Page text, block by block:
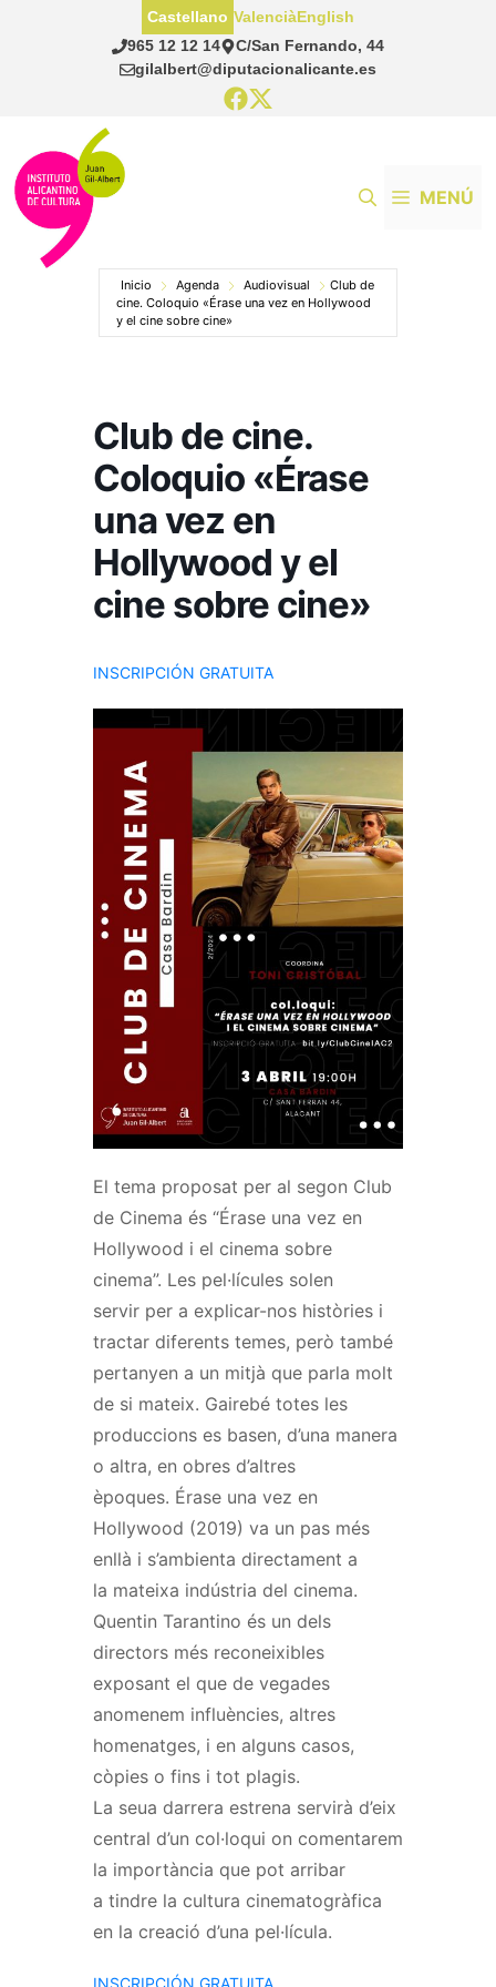
965 12 12 14
C/San Fernando, 44
gilalbert@diputacionalicante.es
Castellano ValenciàEnglish
MENÚ
Inicio Agenda Audiovisual
Club de
cine. Coloquio «Érase una vez en Hollywood
y el cine sobre cine»
Club de cine.
Coloquio «Érase
una vez en
Hollywood y el
cine sobre cine»
INSCRIPCIÓN GRATUITA
El tema proposat per al segon Club
de Cinema és “Érase una vez en
Hollywood i el cinema sobre
cinema”. Les pel·lícules solen
servir per a explicar-nos històries i
tractar diferents temes, però també
pertanyen a un mitjà que parla molt
de si mateix. Gairebé totes les
produccions es basen, d’una manera
o altra, en obres d’altres
èpoques. Érase una vez en
Hollywood (2019) va un pas més
enllà i s’ambienta directament a
la mateixa indústria del cinema.
Quentin Tarantino és un dels
directors més reconeixibles
exposant el que de vegades
anomenem influències, altres
homenatges, i en alguns casos,
còpies o fins i tot plagis.
La seua darrera estrena servirà d’eix
central d’un col·loqui on comentarem
la importància que pot arribar
a tindre la cultura cinematogràfica
en la creació d’una pel·lícula.
INSCRIPCIÓN GRATUITA